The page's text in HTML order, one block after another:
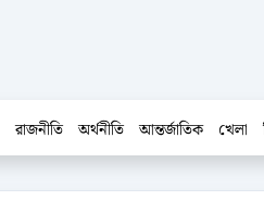
রাজনীতি অর্থনীতি আন্তর্জাতিক খেলা